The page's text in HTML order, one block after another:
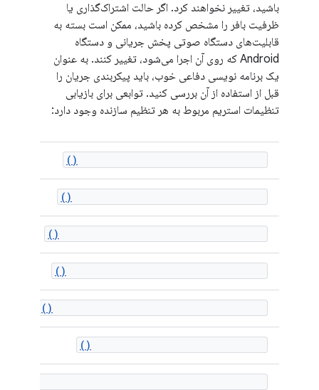
باشید، تغییر نخواهند کرد. اگر حالت اشتراک‌گذاری یا
ظرفیت بافر را مشخص کرده باشید، ممکن است بسته به
قابلیت‌های دستگاه صوتی پخش جریانی و دستگاه
Android که روی آن اجرا می‌شود، تغییر کنند. به عنوان
یک برنامه نویسی دفاعی خوب، باید پیکربندی جریان را
قبل از استفاده از آن بررسی کنید. توابعی برای بازیابی
تنظیمات استریم مربوط به هر تنظیم سازنده وجود دارد: